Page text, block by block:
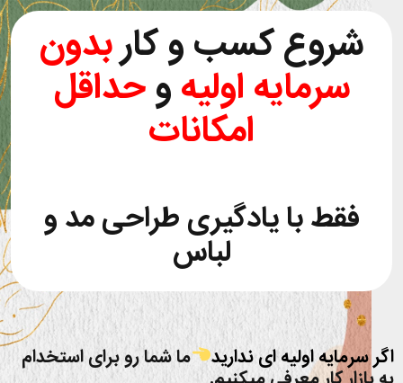
شروع کسب و کاربدون
سرمایه اولیهوحداقل
امکانات
فقط با یادگیری طراحی مد و
لباس
اگر سرمایه اولیه ای ندارید ما شما رو برای استخدام